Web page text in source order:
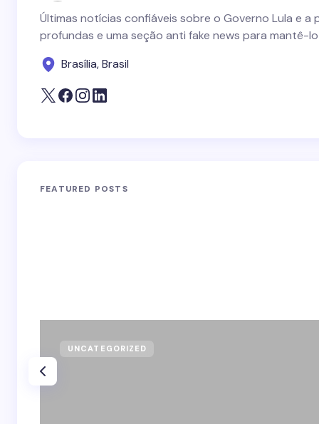
Últimas notícias confiáveis sobre o Governo Lula e
profundas e uma seção anti fake news para mantê-
Brasília, Brasil
FEATURED POSTS
UNCATEGORIZED